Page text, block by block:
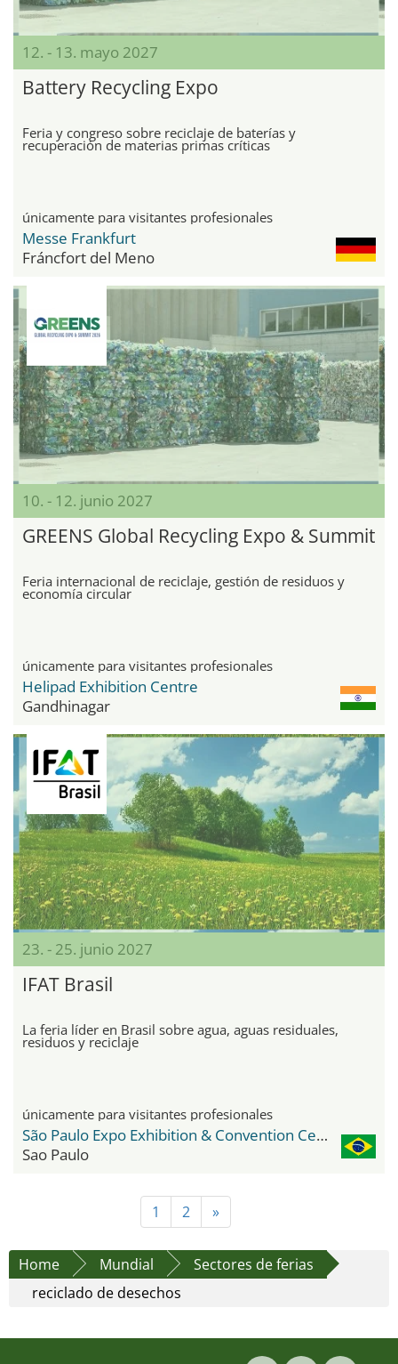
12. - 13. mayo 2027
Battery Recycling Expo
Feria y congreso sobre reciclaje de baterías y
recuperación de materias primas críticas
únicamente para visitantes profesionales
Messe Frankfurt
Fráncfort del Meno
10. - 12. junio 2027
GREENS Global Recycling Expo & Summit
Feria internacional de reciclaje, gestión de residuos y
economía circular
únicamente para visitantes profesionales
Helipad Exhibition Centre
Gandhinagar
23. - 25. junio 2027
IFAT Brasil
La feria líder en Brasil sobre agua, aguas residuales,
residuos y reciclaje
únicamente para visitantes profesionales
São Paulo Expo Exhibition & Convention Center
Sao Paulo
1 2 »
Home Mundial
Sectores de ferias
reciclado de desechos